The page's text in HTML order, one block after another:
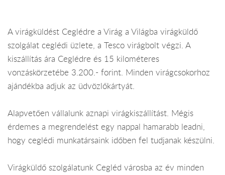
A virágküldést Ceglédre a Virág a Világba virágküldő
szolgálat ceglédi üzlete, a Tesco virágbolt végzi. A
kiszállítás ára Ceglédre és 15 kilométeres
vonzáskörzetébe 3.200.- forint. Minden virágcsokorhoz
ajándékba adjuk az üdvözlőkártyát.
Alapvetően vállalunk aznapi virágkiszállítást. Mégis
érdemes a megrendelést egy nappal hamarabb leadni,
hogy ceglédi munkatársaink időben fel tudjanak készülni.
Virágküldő szolgálatunk Cegléd városba az év minden